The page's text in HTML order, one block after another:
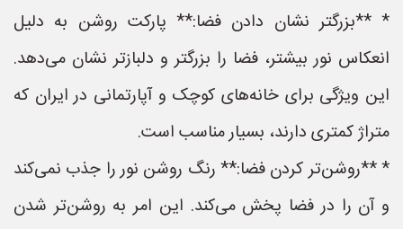
* **بزرگتر نشان دادن فضا:** پارکت روشن به دلیل
انعکاس نور بیشتر، فضا را بزرگتر و دلبازتر نشان می‌دهد.
این ویژگی برای خانه‌های کوچک و آپارتمانی در ایران که
متراژ کمتری دارند، بسیار مناسب است.
* **روشن‌تر کردن فضا:** رنگ روشن نور را جذب نمی‌کند
و آن را در فضا پخش می‌کند. این امر به روشن‌تر شدن